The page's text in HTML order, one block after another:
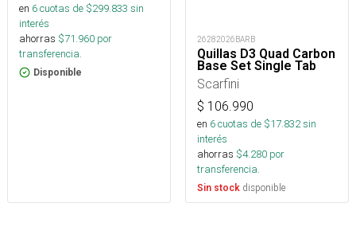
en 6cuotas de $299.833 sin
interés
ahorras $71.960 por
transferencia.
Disponible
26282026BARB
Quillas D3 Quad Carbon
Base Set Single Tab
Scarfini
$ 106.990
en 6cuotas de $17.832sin
interés
ahorras $4.280 por
transferencia.
Sin stock disponible